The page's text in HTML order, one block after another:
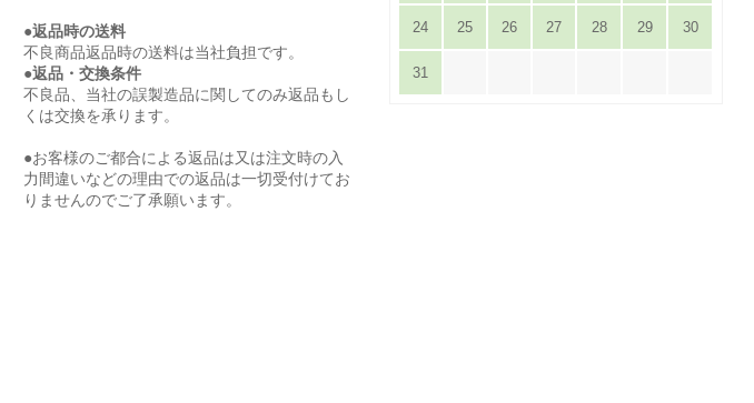
●返品時の送料
不良商品返品時の送料は当社負担です。
●返品・交換条件
不良品、当社の誤製造品に関してのみ返品もし
くは交換を承ります。
●お客様のご都合による返品は又は注文時の入
力間違いなどの理由での返品は一切受付けてお
りませんのでご了承願います。
24 25 26 27 28 29 30
31